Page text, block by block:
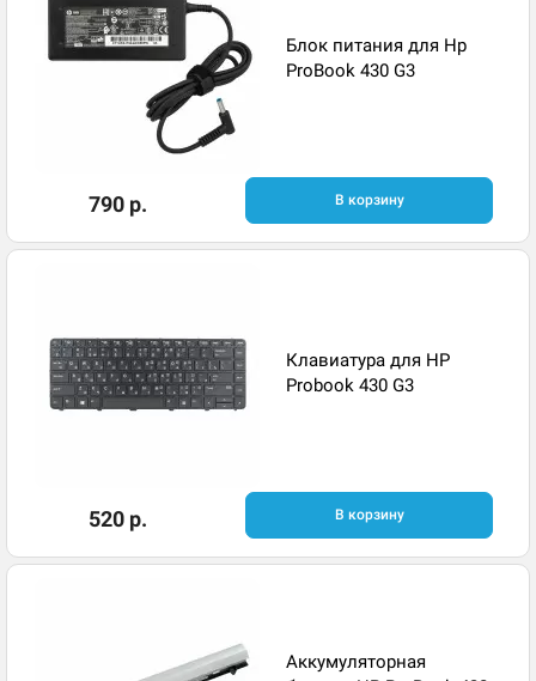
Блок питания для Hp
ProBook 430 G3
790 р. В корзину
Клавиатура для HP
Probook 430 G3
520 р. В корзину
Аккумуляторная